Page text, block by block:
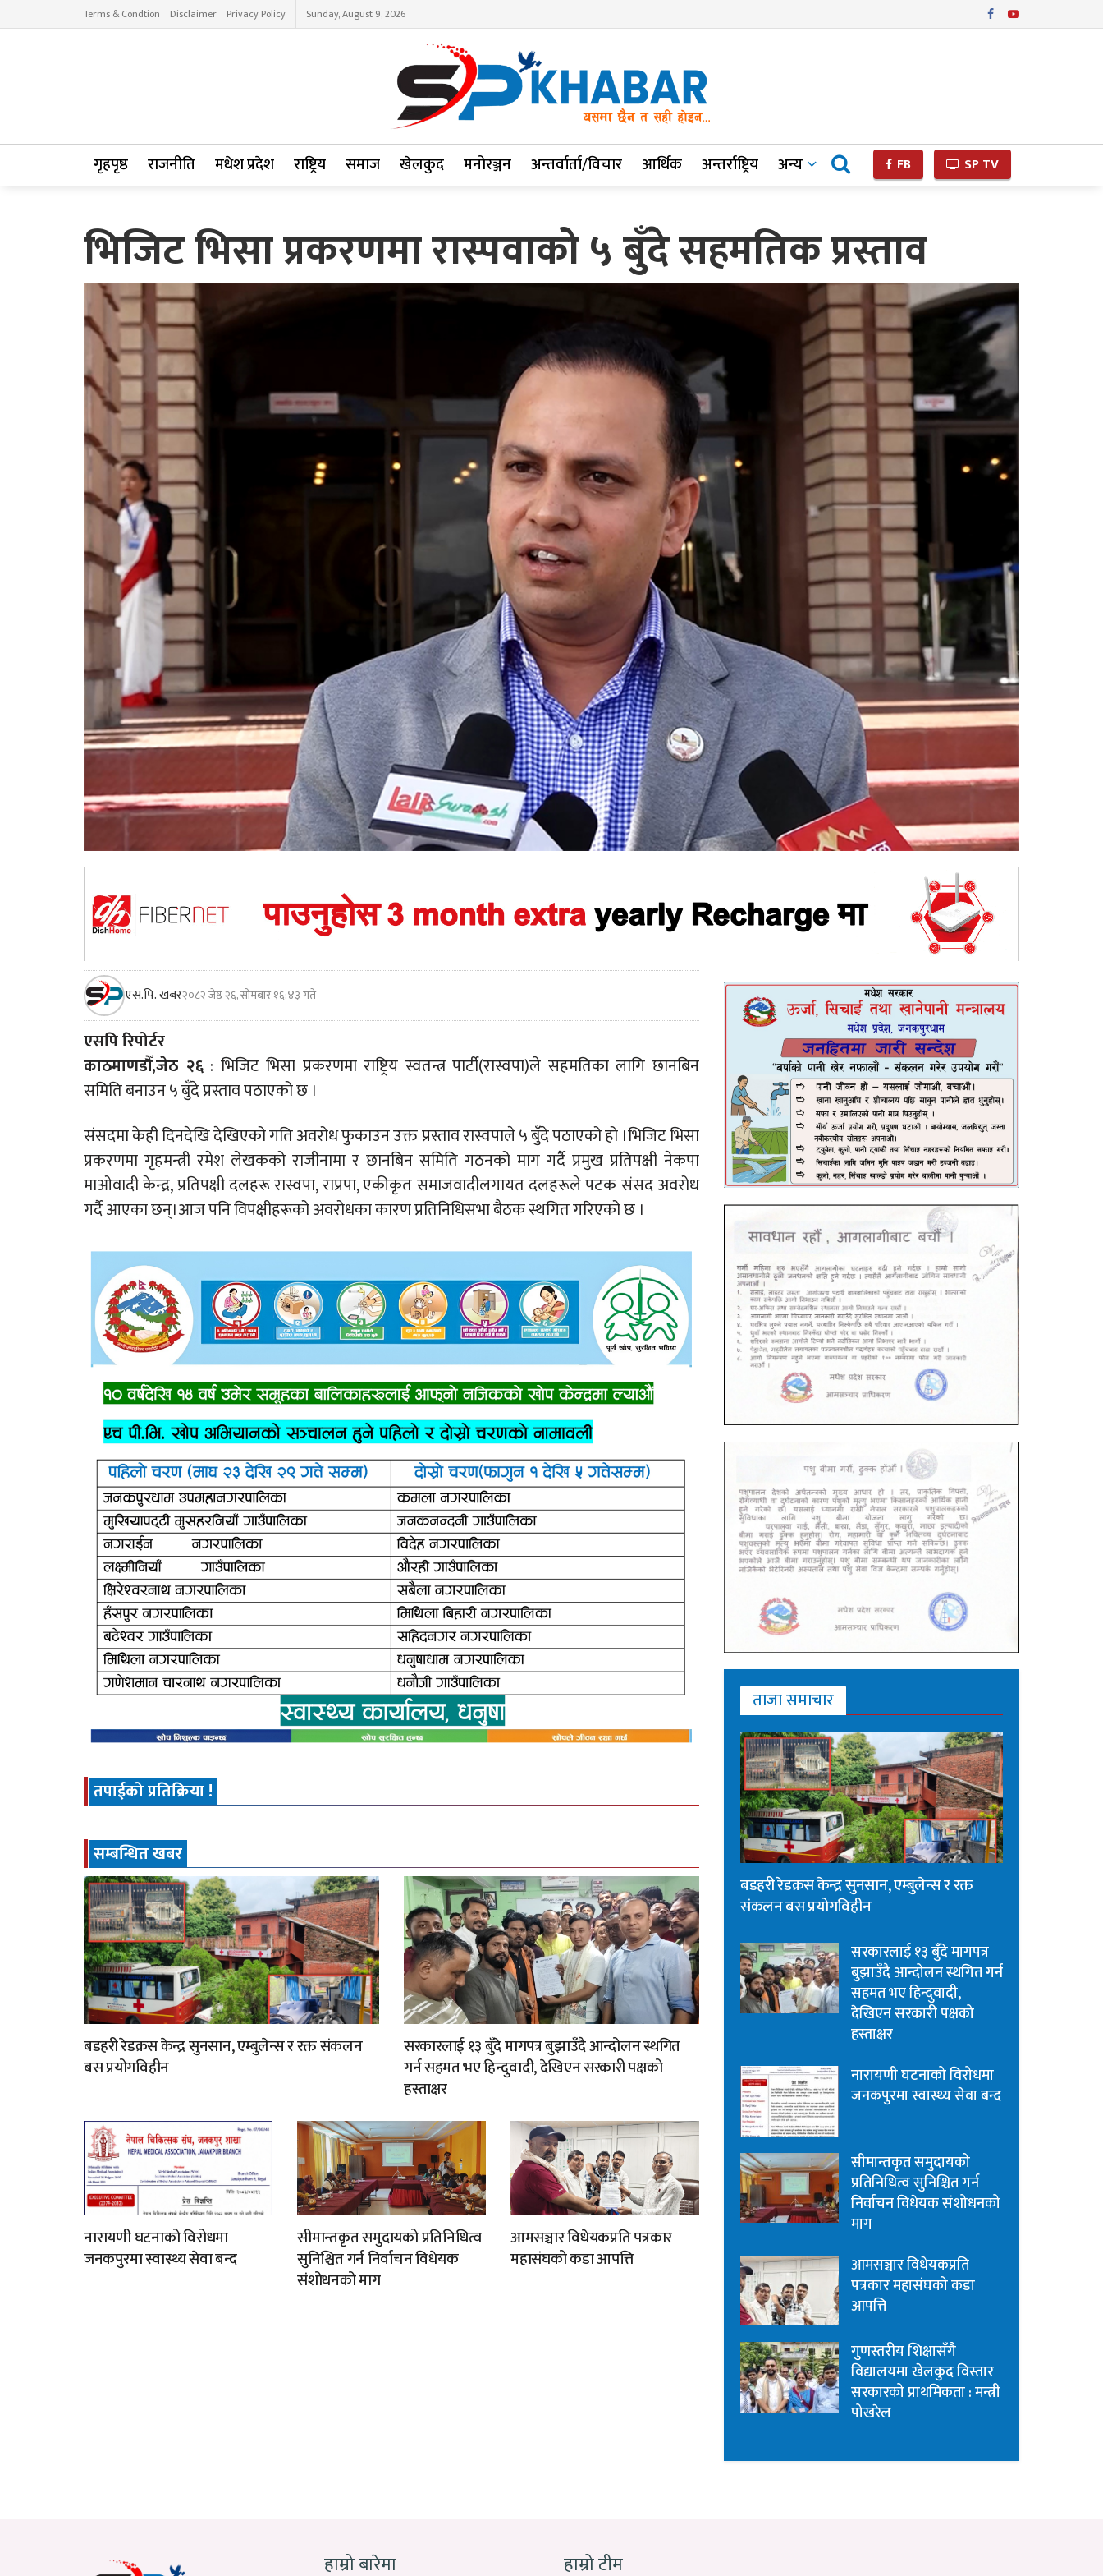
Terms & Condtion Disclaimer Privacy Policy Sunday, August 9, 2026
गृहपृष्ठ राजनीति मधेश प्रदेश राष्ट्रिय समाज खेलकुद मनोरञ्जन अन्तर्वार्ता/विचार आर्थिक अन्तर्राष्ट्रिय अन्य FB SP TV
भिजिट भिसा प्रकरणमा रास्पवाको ५ बुँदे सहमतिक प्रस्ताव
एस.पि. खबर२०८२ जेष्ठ २६, सोमबार १६:४३ गते
एसपि रिपोर्टर
काठमाणडौँ,जेठ २६: भिजिट भिसा प्रकरणमा राष्ट्रिय स्वतन्त्र पार्टी(रास्वपा)ले सहमतिका लागि छानबिन
समिति बनाउन ५ बुँदे प्रस्ताव पठाएको छ ।
संसदमा केही दिनदेखि देखिएको गति अवरोध फुकाउन उक्त प्रस्ताव रास्वपाले ५ बुँदे पठाएको हो ।भिजिट भिसा
प्रकरणमा गृहमन्त्री रमेश लेखकको राजीनामा र छानबिन समिति गठनको माग गर्दै प्रमुख प्रतिपक्षी नेकपा
माओवादी केन्द्र, प्रतिपक्षी दलहरू रास्वपा, राप्रपा, एकीकृत समाजवादीलगायत दलहरूले पटक संसद अवरोध
गर्दै आएका छन्।आज पनि विपक्षीहरूको अवरोधका कारण प्रतिनिधिसभा बैठक स्थगित गरिएको छ ।
तपाईको प्रतिक्रिया !
सम्बन्धित खबर
बडहरी रेडक्रस केन्द्र सुनसान, एम्बुलेन्स र रक्त संकलन
बस प्रयोगविहीन
सरकारलाई १३ बुँदे मागपत्र बुझाउँदै आन्दोलन स्थगित
गर्न सहमत भए हिन्दुवादी, देखिएन सरकारी पक्षको
हस्ताक्षर
नारायणी घटनाको विरोधमा
जनकपुरमा स्वास्थ्य सेवा बन्द
सीमान्तकृत समुदायको प्रतिनिधित्व
सुनिश्चित गर्न निर्वाचन विधेयक
संशोधनको माग
आमसञ्चार विधेयकप्रति पत्रकार
महासंघको कडा आपत्ति
ताजा समाचार
बडहरी रेडक्रस केन्द्र सुनसान, एम्बुलेन्स र रक्त
संकलन बस प्रयोगविहीन
सरकारलाई १३ बुँदे मागपत्र
बुझाउँदै आन्दोलन स्थगित गर्न
सहमत भए हिन्दुवादी,
देखिएन सरकारी पक्षको
हस्ताक्षर
नारायणी घटनाको विरोधमा
जनकपुरमा स्वास्थ्य सेवा बन्द
सीमान्तकृत समुदायको
प्रतिनिधित्व सुनिश्चित गर्न
निर्वाचन विधेयक संशोधनको
माग
आमसञ्चार विधेयकप्रति
पत्रकार महासंघको कडा
आपत्ति
गुणस्तरीय शिक्षासँगै
विद्यालयमा खेलकुद विस्तार
सरकारको प्राथमिकता : मन्त्री
पोखरेल
हाम्रो बारेमा हाम्रो टीम